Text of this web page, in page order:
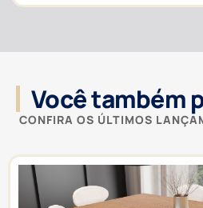
Você também
CONFIRA OS ÚLTIMOS